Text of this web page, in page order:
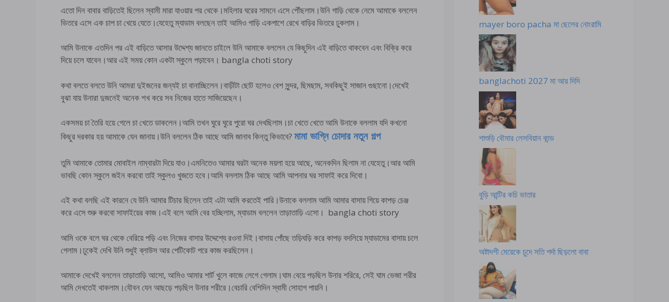
এতো দিন বাবার বাড়িতেই ছিলেন স্বামী মারা যাওয়ার পর থেকে।মহিলার ঘরের সামনে এসে পৌঁছলাম।উনি গাড়ি থেকে নেমে আমাকে বললেন
ভিতরে এসে এক চাপ চা খেয়ে যেতে।যেহেতু ম্যাডাম বলছেন তাই আমিও গাড়ি একপাশে রেখে বাড়ির ভিতরে ঢুকলাম।
আমি উনাকে এতদিন পর এই বাড়িতে আসার উদ্দেশ্য জানতে চাইলে উনি আমাকে বললেন যে কিছুদিন এই বাড়িতে থাকবেন এবং বিক্রি করে
দিয়ে চলে যাবেন।আর এই সময় কোন একটা স্কুলে পড়াবেন। bangla choti story
কথা বলতে বলতে উনি আমরা দুইজনের জন্যই চা বানাচ্ছিলেন।বাড়ীটা ছোট হলেও বেশ সুন্দর, ছিমছাম, সবকিছুই সাজান গুছানো।দেখেই
বুঝা যায় উনারা দুজনেই অনেক শখ করে সব নিজের হাতে সাজিয়েছেন।
একসময় চা তৈরি হয়ে গেলে চা খেতে ডাকলেন।আমি তখন ঘুরে ঘুরে পুরো ঘর দেখছিলাম।চা খেতে খেতে আমি উনাকে বললাম যদি কখনো
কিছুর দরকার হয় আমাকে যেন জানায়।উনি বললেন ঠিক আছে আমি জানাব কিন্তু কিভাবে? মামা ভাগ্নি চোদার নতুন গল্প
তুমি আমাকে তোমার মোবাইল নাম্বারটা দিয়ে যাও।এমনিতেও আমার ঘরটা অনেক ময়লা হয়ে আছে, অনেকদিন ছিলাম না যেহেতু।আর আমি
ভাবছি কোন স্কুলে জইন করবো তাই স্কুলও খুজতে হবে।আমি বললাম ঠিক আছে আমি আপনার ঘর সাফাই করে দিবো।
এই কথা বলছি এই কারনে যে উনি আমার টিচার ছিলেন তাই এটা আমি করতেই পারি।উনাকে বললাম আমি আমার বাসায় গিয়ে কাপড় চেঞ্জ
করে এসে শুরু করবো সাফাইয়ের কাজ।এই বলে আমি বের হচ্ছিলাম, ম্যাডাম বললেন তাড়াতাড়ি এসো। bangla choti story
আমি ওকে বলে ঘর থেকে বেরিয়ে পড়ি এবং নিজের বাসার উদ্দেশ্যে রওনা দিই।বাসায় পোঁছে তড়িঘড়ি করে কাপড় বদলিয়ে ম্যাডামের বাসায় চলে
গেলাম।ঢুকেই দেখি উনি শুধুই ব্লাউস আর পেটিকোট পরে কাজ করছিলেন।
আমাকে দেখেই বললেন তাড়াতাড়ি আসো, আমিও আমার শার্ট খুলে কাজে লেগে গেলাম।ঘাম বেয়ে পড়ছিল উনার শরিরে, সেই ঘাম ভেজা শরীর
আমি দেখতেই থাকলাম।যৌবন যেন আছড়ে পড়ছিল উনার শরীরে।বেচারি বেশিদিন স্বামী সোহাগ পায়নি।
mayer boro pacha মা ছেলের নোংরামি
banglachoti 2027 মা আর দিদি
শাশুড়ি বৌমার লেসবিয়ান কান্ড
বুড়ি আন্টির কচি ভাতার
অষ্টাদশী মেয়েকে চুদে সতি পর্দা ছিড়লো বাবা